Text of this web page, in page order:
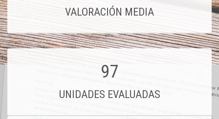
VALORACIÓN MEDIA
97
UNIDADES EVALUADAS